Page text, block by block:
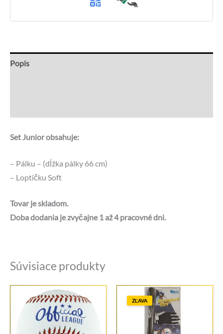
Popis
Set Junior obsahuje:
– Pálku – (dĺžka pálky 66 cm)
– Loptičku Soft
Tovar je skladom.
Doba dodania je zvyčajne 1 až 4 pracovné dni.
Súvisiace produkty
ZĽAVA